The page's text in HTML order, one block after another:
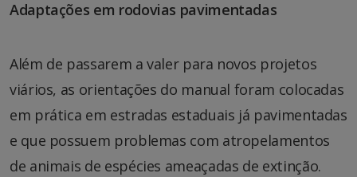
Adaptações em rodovias pavimentadas
Além de passarem a valer para novos projetos
viários, as orientações do manual foram colocadas
em prática em estradas estaduais já pavimentadas
e que possuem problemas com atropelamentos
de animais de espécies ameaçadas de extinção.